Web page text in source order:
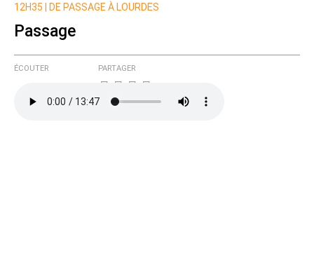
12H35 |
DE PASSAGE À LOURDES
Passage
ÉCOUTER PARTAGER